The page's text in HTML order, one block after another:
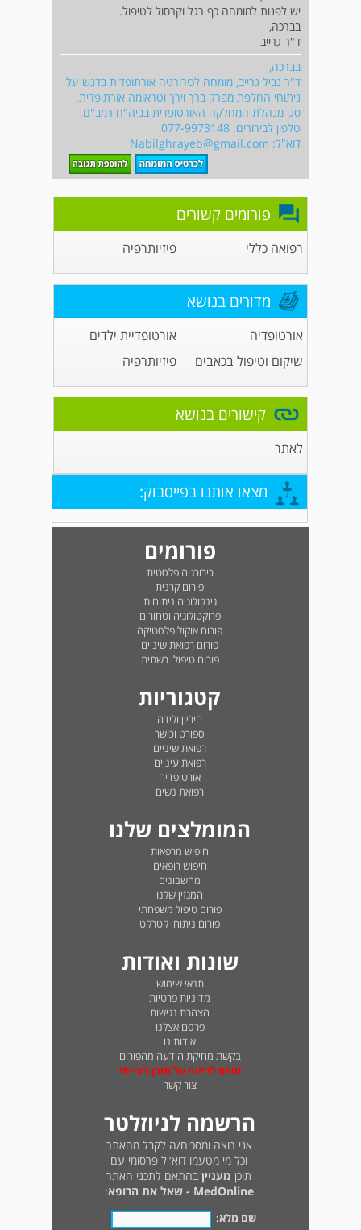
יש לפנות למומחה כף רגל וקרסול לטיפול.
בברכה,
ד"ר גרייב
בברכה,
ד"ר נביל גרייב, מומחה לכירורגיה אורתופדית בדגש על
ניתוחי החלפת מפרק ברך וירך וטראומה אורתופדית.
סגן מנהלת המחלקה האורטופדית בביה"ח רמב"ם.
טלפון לבירורים: 077-9973148
דוא"ל: Nabilghrayeb@gmail.com
פורומים קשורים
רפואה כללי פיזיותרפיה
מדורים בנושא
אורטופדיה
אורטופדיית ילדים
שיקום וטיפול בכאבים
פיזיותרפיה
קישורים בנושא
לאתר
מצאו אותנו בפייסבוק:
פורומים
כירורגיה פלסטית
פורום קרנית
גינקולוגיה ניתוחית
פרוקטולוגיה וטחורים
פורום אוקולופלסטיקה
פורום רפואת שיניים
פורום טיפולי רשתית
קטגוריות
היריון ולידה
ספורט וכושר
רפואת שיניים
רפואת עיניים
אורטופדיה
רפואת נשים
המומלצים שלנו
חיפוש מרפאות
חיפוש רופאים
מחשבונים
המגזין שלנו
פורום טיפול משפחתי
פורום ניתוחי קטרקט
שונות ואודות
תנאי שימוש
מדיניות פרטיות
הצהרת נגישות
פרסם אצלנו
אודותינו
בקשת מחיקת הודעה מהפורום
טופס לדיווח על תוכן בעייתי
צור קשר
הרשמה לניוזלטר
אני רוצה ומסכים/ה לקבל מהאתר
וכל מי מטעמו דוא"ל פרסומי עם
תוכן מעניין בהתאם לתכני האתר
MedOnline - שאל את הרופא
:
שם מלא: